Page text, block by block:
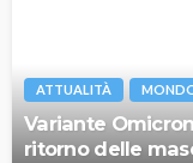
ATTUALITÀ
Variante
ritorno delle